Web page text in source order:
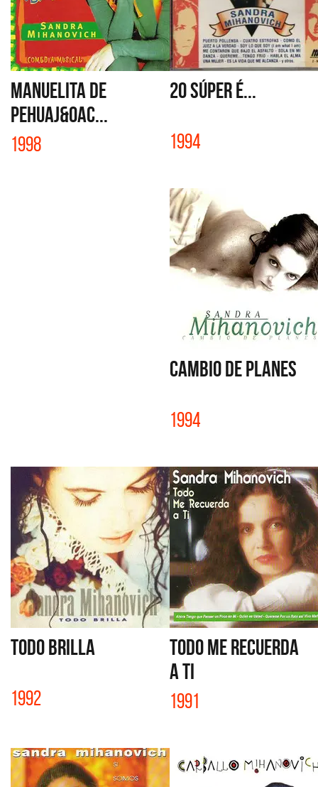
MANUELITA DE
PEHUAJ&Oac...
1998
20 SÚPER É...
1994
CAMBIO DE PLANES
1994
TODO BRILLA
1992
TODO ME RECUERDA
A TI
1991